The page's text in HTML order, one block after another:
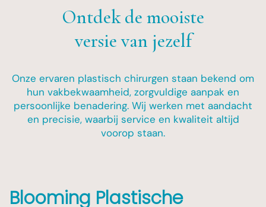
Ontdek de mooiste
versie van jezelf
Onze ervaren plastisch chirurgen staan bekend om
hun vakbekwaamheid, zorgvuldige aanpak en
persoonlijke benadering. Wij werken met aandacht
en precisie, waarbij service en kwaliteit altijd
voorop staan.
Blooming Plastische